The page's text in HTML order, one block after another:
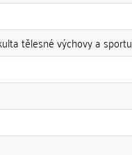
tělesné výchovy a sportu